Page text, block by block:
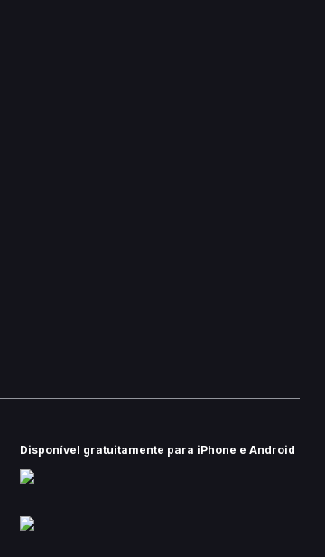
Disponível gratuitamente para iPhone e Android